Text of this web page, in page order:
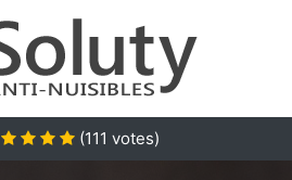
(111 votes)